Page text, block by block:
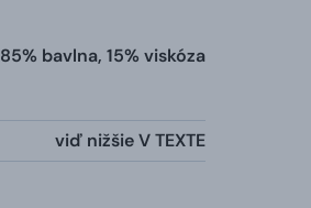
85% bavlna, 15% viskóza
viď nižšie V TEXTE